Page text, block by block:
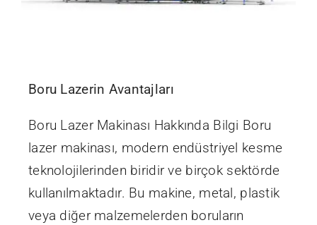
Boru Lazerin Avantajları
Boru Lazer Makinası Hakkında Bilgi Boru
lazer makinası, modern endüstriyel kesme
teknolojilerinden biridir ve birçok sektörde
kullanılmaktadır. Bu makine, metal, plastik
veya diğer malzemelerden boruların